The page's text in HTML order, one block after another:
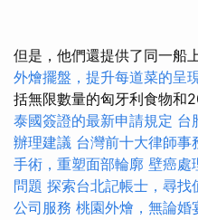
但是，他們還提供了同一船
外燴擺盤，提升每道菜的呈
括無限數量的匈牙利食物和
泰國簽證的最新申請規定 台
辦理建議 台灣前十大律師事
手術，重塑面部輪廓 壁癌處
問題 探索台北記帳士，尋找
公司服務 桃園外燴，無論婚